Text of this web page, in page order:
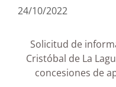
24/10/2022
Solicitud de
Cristóbal de La
concesiones de